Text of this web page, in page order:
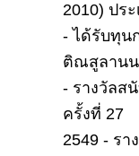
2010) ปร
- ได้รับทุน
ติณสูลาน
- รางวัลส
ครั้งที่ 27
2549 - รา